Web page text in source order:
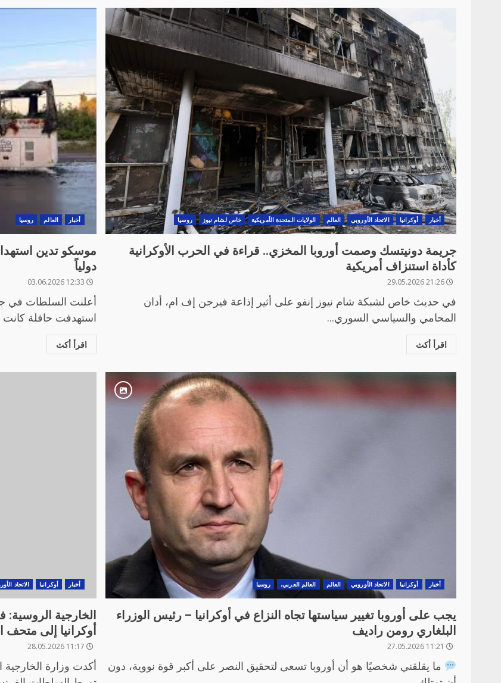
أخبار العالم روسيا
موسكو تدين
دولياً
أعلنت السلطات في
استهدفت حافلة
اقرأ أكث
أخبار أوكرانيا الاتحاد الأوروبي العالم الولايات المتحدة الأمريكية خاص لشام نيوز روسيا
جريمة دونيتسك وصمت أوروبا المخزي.. قراءة في الحرب الأوكرانية
كأداة استنزاف أمريكية
في حديث خاص لشبكة شام نيوز إنفو على أثير إذاعة فيرجن إف ام، أدان
المحامي والسياسي السوري...
اقرأ أكث
أخبار أوكرانيا الاتحاد
الخارجية
أوكرانيا إلى متحف
أكدت وزارة
أخبار أوكرانيا الاتحاد الأوروبي العالم العالم العربي، روسيا
يجب على أوروبا تغيير سياستها تجاه النزاع في أوكرانيا – رئيس الوزراء
البلغاري رومن راديف
ما يقلقني شخصيًا هو أن أوروبا تسعى لتحقيق النصر على أكبر قوة نووية، دون